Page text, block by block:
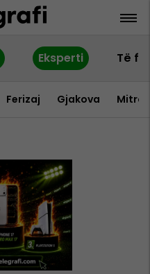
Eksperti Të
Ferizaj Gjakova